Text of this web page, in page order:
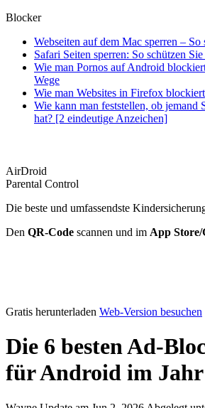
Blocker
Webseiten auf dem Mac sperren –
Safari Seiten sperren: So schützen
Wie man Pornos auf Android
Wege
Wie man Websites in Firefox blockiert
Wie kann man feststellen, ob
hat? [2 eindeutige Anzeichen]
AirDroid
Parental Control
Die beste und umfassendste
Den QR-Code scannen und im App Store/
Gratis herunterladen Web-Version besuchen
Die 6 besten Ad-
für Android im Jahr